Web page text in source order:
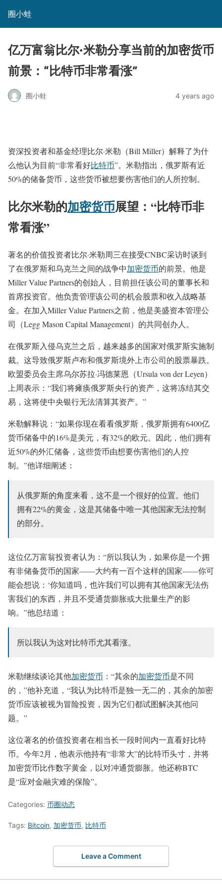
圈小蛙
亿万富翁比尔·米勒分享当前的加密货币
前景：“比特币非常看涨”
圈小蛙 4 years ago
资深投资者和基金经理比尔·米勒（Bill Miller）解释了为什
么他认为目前“非常看好比特币”。米勒指出，俄罗斯有近
50%的储备货币，这些货币被想要伤害他们的人所控制。
比尔米勒的加密货币展望：“比特币非
常看涨”
著名的价值投资者比尔·米勒周三在接受CNBC采访时谈到
了在俄罗斯和乌克兰之间的战争中加密货币的前景。他是
Miller Value Partners的创始人，目前担任该公司的董事长和
首席投资官。他负责管理该公司的机会股票和收入战略基
金。在加入Miller Value Partners之前，他是美盛资本管理公
司（Legg Mason Capital Management）的共同创办人。
在俄罗斯入侵乌克兰之后，越来越多的国家对俄罗斯实施制
裁。这导致俄罗斯卢布和俄罗斯境外上市公司的股票暴跌。
欧盟委员会主席乌尔苏拉·冯德莱恩（Ursula von der Leyen）
上周表示：“我们将瘫痪俄罗斯央行的资产，这将冻结其交
易，这将使中央银行无法清算其资产。”
米勒解释说：“如果你现在看看俄罗斯，俄罗斯拥有6400亿
货币储备中的16%是美元，有32%的欧元。因此，他们拥有
近50%的外汇储备，这些货币由想要伤害他们的人控
制。”他详细阐述：
从俄罗斯的角度来看，这不是一个很好的位置。他们
拥有22%的黄金，这是其储备中唯一其他国家无法控制
的部分。
这位亿万富翁投资者认为：“所以我认为，如果你是一个拥
有非储备货币的国家——大约有一百个这样的国家——你可
能会想说：‘你知道吗，也许我们可以拥有其他国家无法伤
害我们的东西，并且不受通货膨胀或大批量生产的影
响。”他总结道：
所以我认为这对比特币尤其看涨。
米勒继续谈论其他加密货币 ：“其余的加密货币是不同
的，”他补充道，“我认为比特币是独一无二的，其余的加密
货币应该被视为冒险投资，因为它们都试图解决其他问
题。”
这位著名的价值投资者在相当长一段时间内一直看好比特
币。今年2月，他表示他持有“非常大”的比特币头寸，并将
加密货币比作数字黄金，以对冲通货膨胀。他还称BTC
是“应对金融灾难的保险”。
Categories: 币圈动态
Tags: Bitcoin, 加密货币, 比特币
Leave a Comment